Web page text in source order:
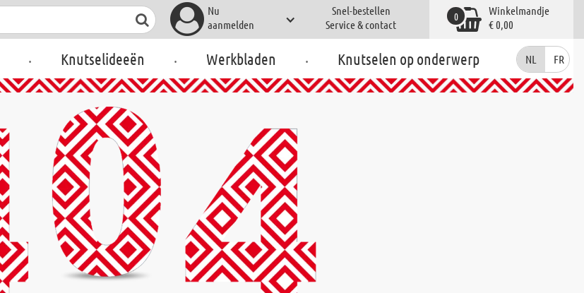
Nu
aanmelden
Snel-bestellen
Service & contact
Winkelmandje
€ 0,00
0
. Knutselideeën . Werkbladen . Knutselen op onderwerp NL FR